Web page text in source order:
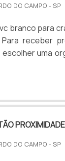
DO CAMPO - SP
branco para
receber
uma
PVC
em uma
PROXIMIDADE
DO CAMPO - SP